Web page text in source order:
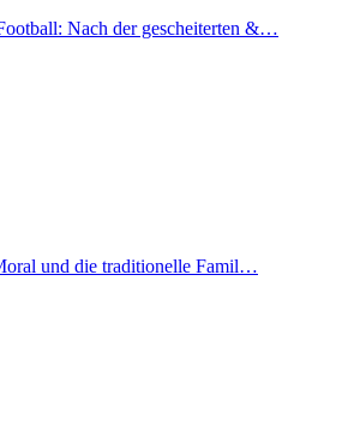
Nach der gescheiterten &…
und die traditionelle Famil…